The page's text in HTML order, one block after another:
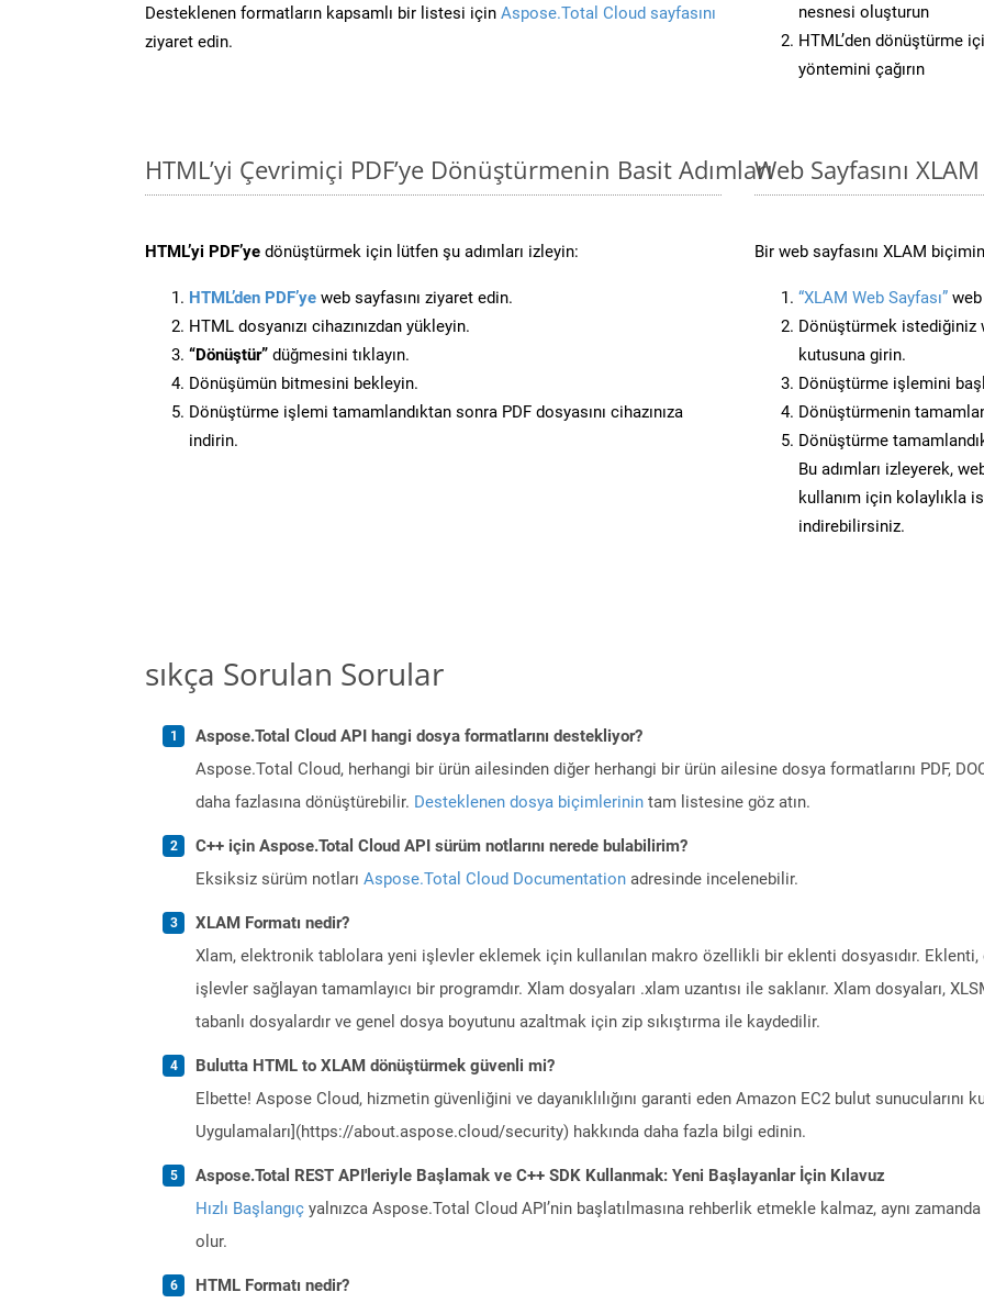
Desteklenen formatların kapsamlı bir listesi için Aspose.Total Cloud sayfasını
ziyaret edin.
nesnesi oluşturun
HTML’den dönüştürme
yöntemini çağırın
HTML’yi Çevrimiçi PDF’ye Dönüştürmenin Basit Adımları
HTML’yi PDF’ye dönüştürmek için lütfen şu adımları izleyin:
HTML’den PDF’ye web sayfasını ziyaret edin.
HTML dosyanızı cihazınızdan yükleyin.
“Dönüştür” düğmesini tıklayın.
Dönüşümün bitmesini bekleyin.
Dönüştürme işlemi tamamlandıktan sonra PDF dosyasını cihazınıza
indirin.
Web Sayfasını
Bir web sayfasını XLAM
“XLAM Web Sayfası”
Dönüştürmek istediğiniz
kutusuna girin.
Dönüştürme işlemini
Dönüştürmenin
Dönüştürme
Bu adımları izleyerek,
kullanım için kolaylıkla
indirebilirsiniz.
sıkça Sorulan Sorular
Aspose.Total Cloud API hangi dosya formatlarını destekliyor?
Aspose.Total Cloud, herhangi bir ürün ailesinden diğer herhangi bir ürün ailesine dosya formatlarını PDF,
daha fazlasına dönüştürebilir. Desteklenen dosya biçimlerinin tam listesine göz atın.
C++ için Aspose.Total Cloud API sürüm notlarını nerede bulabilirim?
Eksiksiz sürüm notları Aspose.Total Cloud Documentation adresinde incelenebilir.
XLAM Formatı nedir?
Xlam, elektronik tablolara yeni işlevler eklemek için kullanılan makro özellikli bir eklenti dosyasıdır.
işlevler sağlayan tamamlayıcı bir programdır. Xlam dosyaları .xlam uzantısı ile saklanır. Xlam dosyaları,
tabanlı dosyalardır ve genel dosya boyutunu azaltmak için zip sıkıştırma ile kaydedilir.
Bulutta HTML to XLAM dönüştürmek güvenli mi?
Elbette! Aspose Cloud, hizmetin güvenliğini ve dayanıklılığını garanti eden Amazon EC2 bulut sunucularını
Uygulamaları](https://about.aspose.cloud/security) hakkında daha fazla bilgi edinin.
Aspose.Total REST API'leriyle Başlamak ve C++ SDK Kullanmak: Yeni Başlayanlar İçin Kılavuz
Hızlı Başlangıç yalnızca Aspose.Total Cloud API’nin başlatılmasına rehberlik etmekle kalmaz, aynı
olur.
HTML Formatı nedir?